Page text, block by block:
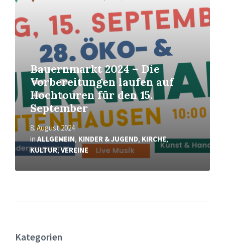
Bauernmarkt 2024 – Die
Vorbereitungen laufen auf
Hochtouren für den 15.
September
8. August 2024
inALLGEMEIN, KINDER & JUGEND, KIRCHE,
KULTUR,VEREINE
Kategorien